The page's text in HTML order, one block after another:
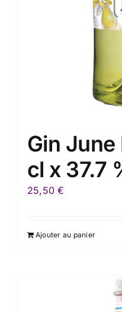
Gin June
cl x 37.7
25,50€
Ajouter au panier